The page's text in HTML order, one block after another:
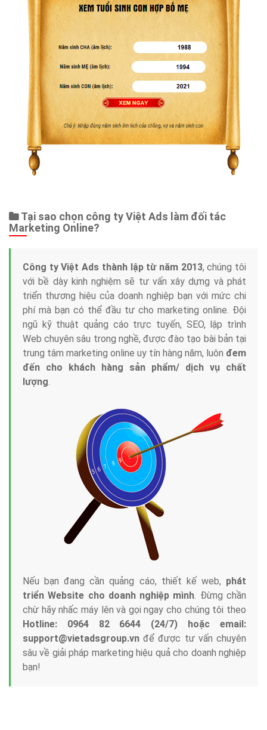
Tại sao chọn công ty Việt Ads làm đối tác
Marketing Online?
Công ty Việt Ads thành lập từ năm 2013, chúng tôi
với bề dày kinh nghiệm sẽ tư vấn xây dựng và phát
triển thương hiệu của doanh nghiệp bạn với mức chi
phí mà bạn có thể đầu tư cho marketing online. Đội
ngũ kỹ thuật quảng cáo trực tuyến, SEO, lập trình
Web chuyên sâu trong nghề, được đào tạo bài bản tại
trung tâm marketing online uy tín hàng năm, luôn đem
đến cho khách hàng sản phẩm/ dịch vụ chất
lượng.
Nếu bạn đang cần quảng cáo, thiết kế web, phát
triển Website cho doanh nghiệp mình. Đừng chần
chừ hãy nhấc máy lên và gọi ngay cho chúng tôi theo
Hotline: 0964 82 6644 (24/7) hoặc email:
support@vietadsgroup.vn để được tư vấn chuyên
sâu về giải pháp marketing hiệu quả cho doanh nghiệp
bạn!